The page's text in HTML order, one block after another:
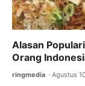
Alasan
Orang
ringmedia Agustus